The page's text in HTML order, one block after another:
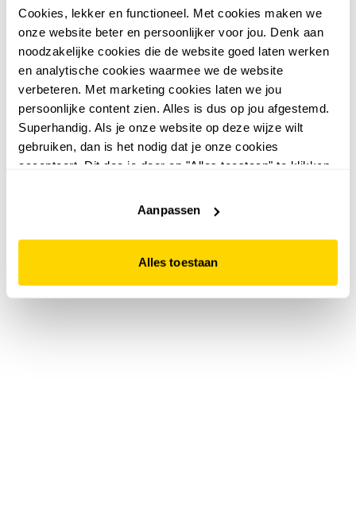
Cookies, lekker en functioneel. Met cookies maken we
onze website beter en persoonlijker voor jou. Denk aan
noodzakelijke cookies die de website goed laten werken
en analytische cookies waarmee we de website
verbeteren. Met marketing cookies laten we jou
persoonlijke content zien. Alles is dus op jou afgestemd.
Superhandig. Als je onze website op deze wijze wilt
gebruiken, dan is het nodig dat je onze cookies
accepteert. Dit doe je door op "Alles toestaan" te klikken.
website niet optimaal functioneert.
Aanpassen
Alles toestaan